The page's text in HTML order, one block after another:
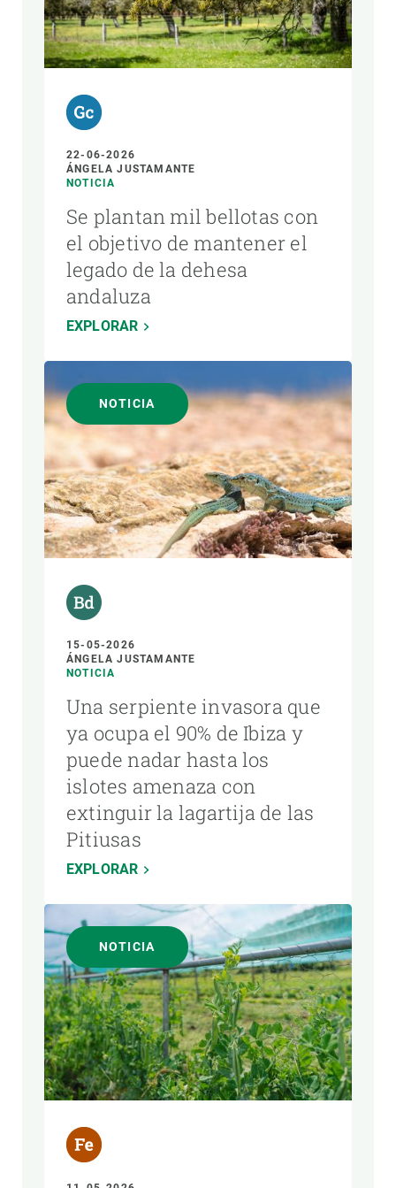
22-06-2026
ÁNGELA JUSTAMANTE
NOTICIA
Se plantan mil bellotas con
el objetivo de mantener el
legado de la dehesa
andaluza
EXPLORAR
NOTICIA
15-05-2026
ÁNGELA JUSTAMANTE
NOTICIA
Una serpiente invasora que
ya ocupa el 90% de Ibiza y
puede nadar hasta los
islotes amenaza con
extinguir la lagartija de las
Pitiusas
EXPLORAR
NOTICIA